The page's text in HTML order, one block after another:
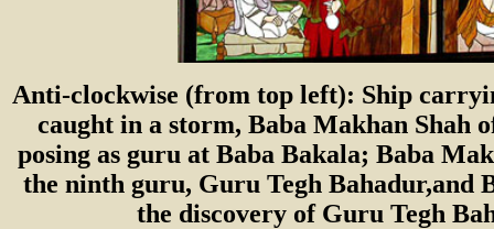
Anti-clockwise (from top left): Ship
caught in a storm, Baba Makhan Shah
posing as guru at Baba Bakala; Baba
the ninth guru, Guru Tegh Bahadur,and
the discovery of Guru Tegh